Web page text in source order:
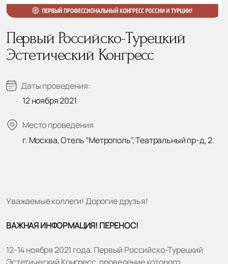
Первый Российско-Турецкий
Эстетический Конгресс
Даты проведения:
12 ноября 2021
Место проведения
г. Москва, Отель "Метрополь", Театральный пр-д, 2.
Уважаемые коллеги! Дорогие друзья!
ВАЖНАЯ ИНФОРМАЦИЯ! ПЕРЕНОС!
12-14 ноября 2021 года. Первый Российско-Турецкий
Эстетический Конгресс, проведение которого